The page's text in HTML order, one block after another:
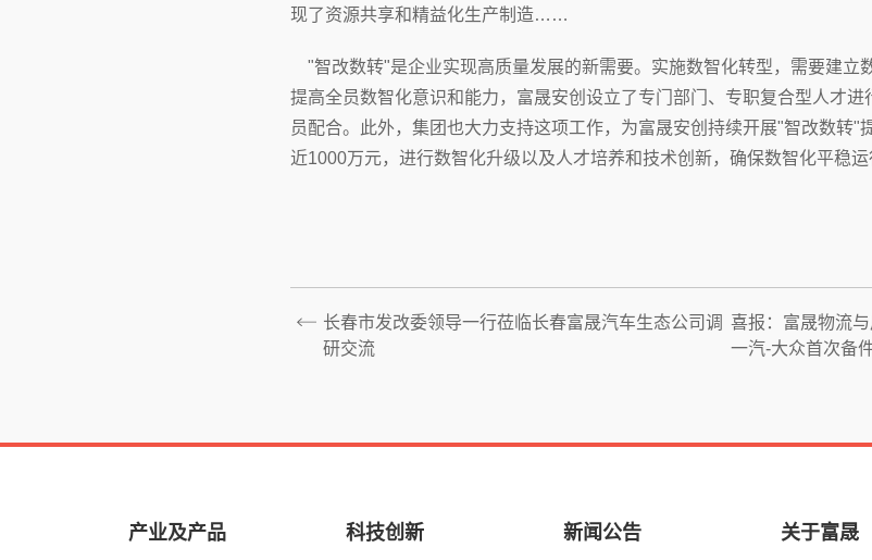
现了资源共享和精益化生产制造……
"智改数转"是企业实现高质量发展的新需要。实施数智化转型，需要建立
提高全员数智化意识和能力，富晟安创设立了专门部门、专职复合型人才
员配合。此外，集团也大力支持这项工作，为富晟安创持续开展"智改数转"
近1000万元，进行数智化升级以及人才培养和技术创新，确保数智化平稳运
长春市发改委领导一行莅临长春富晟汽车生态公司调
研交流
喜报：富晟物流
一汽-大众首次备
产业及产品 科技创新 新闻公告 关于富晟